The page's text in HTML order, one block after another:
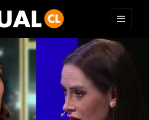
Y
WIDGETS